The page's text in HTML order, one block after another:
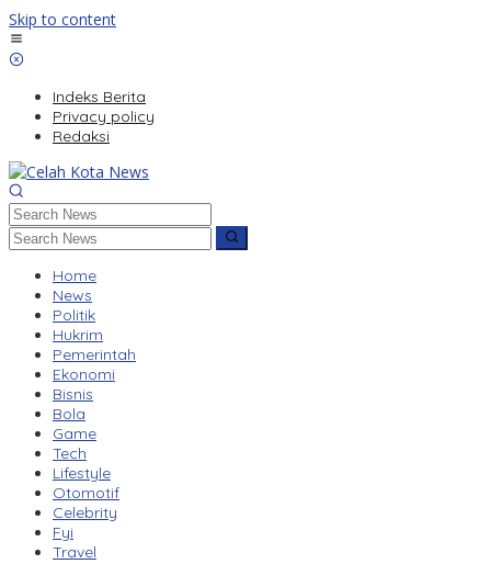
Skip to content
Indeks Berita
Privacy policy
Redaksi
Home
News
Politik
Hukrim
Pemerintah
Ekonomi
Bisnis
Bola
Game
Tech
Lifestyle
Otomotif
Celebrity
Fyi
Travel